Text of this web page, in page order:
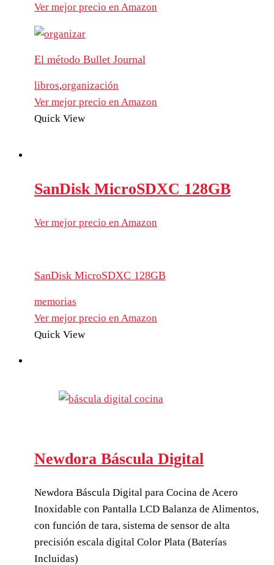
Ver mejor precio en Amazon
El método Bullet Journal
libros,organización
Ver mejor precio en Amazon
Quick View
SanDisk MicroSDXC 128GB
Ver mejor precio en Amazon
SanDisk MicroSDXC 128GB
memorias
Ver mejor precio en Amazon
Quick View
Newdora Báscula Digital
Newdora Báscula Digital para Cocina de Acero
Inoxidable con Pantalla LCD Balanza de Alimentos,
con función de tara, sistema de sensor de alta
precisión escala digital Color Plata (Baterías
Incluidas)